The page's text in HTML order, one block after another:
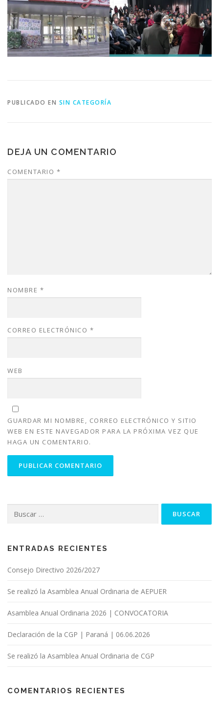
PUBLICADO EN SIN CATEGORÍA
DEJA UN COMENTARIO
COMENTARIO *
NOMBRE *
CORREO ELECTRÓNICO *
WEB
GUARDAR MI NOMBRE, CORREO ELECTRÓNICO Y SITIO
WEB EN ESTE NAVEGADOR PARA LA PRÓXIMA VEZ QUE
HAGA UN COMENTARIO.
ENTRADAS RECIENTES
Consejo Directivo 2026/2027
Se realizó la Asamblea Anual Ordinaria de AEPUER
Asamblea Anual Ordinaria 2026 | CONVOCATORIA
Declaración de la CGP | Paraná | 06.06.2026
Se realizó la Asamblea Anual Ordinaria de CGP
COMENTARIOS RECIENTES